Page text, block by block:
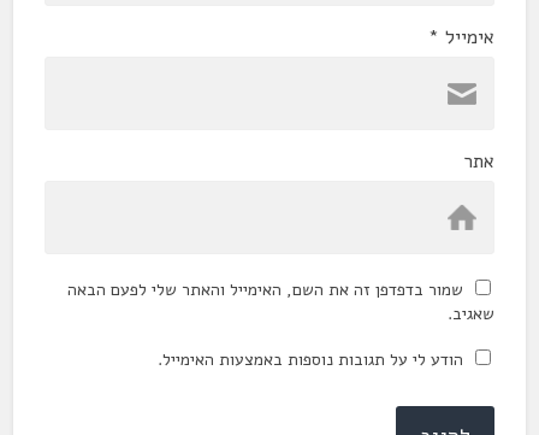
אימייל *
אתר
שמור בדפדפן זה את השם, האימייל והאתר שלי לפעם הבאה
שאגיב.
הודע לי על תגובות נוספות באמצעות האימייל.